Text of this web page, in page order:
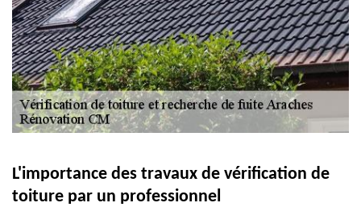
L'importance des travaux de vérification de
toiture par un professionnel